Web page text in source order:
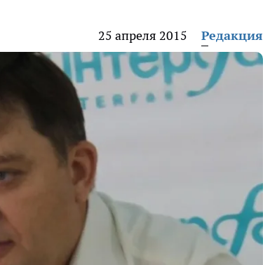
25 апреля 2015 Редакция